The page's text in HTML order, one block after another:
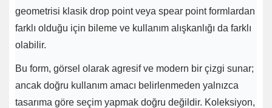
geometrisi klasik drop point veya spear point formlardan
farklı olduğu için bileme ve kullanım alışkanlığı da farklı
olabilir.
Bu form, görsel olarak agresif ve modern bir çizgi sunar;
ancak doğru kullanım amacı belirlenmeden yalnızca
tasarıma göre seçim yapmak doğru değildir. Koleksiyon,